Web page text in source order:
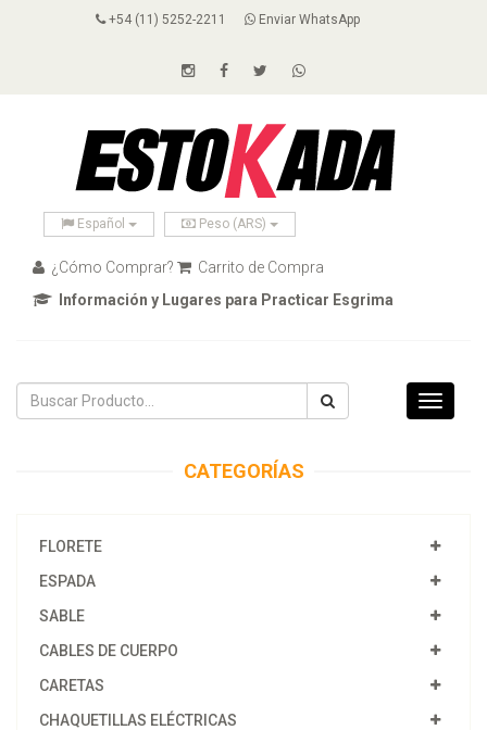
+54 (11) 5252-2211 Enviar WhatsApp
Español Peso (ARS)
¿Cómo Comprar?
Carrito de Compra
Información y Lugares para Practicar Esgrima
Toggle
CATEGORÍAS
FLORETE
ESPADA
SABLE
CABLES DE CUERPO
CARETAS
CHAQUETILLAS ELÉCTRICAS